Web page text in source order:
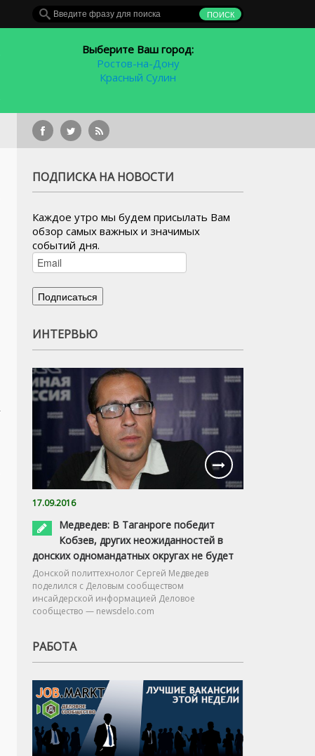
Выберите Ваш город:
Ростов-на-Дону
Красный Сулин
ПОДПИСКА НА НОВОСТИ
Каждое утро мы будем присылать Вам
обзор самых важных и значимых
событий дня.
ИНТЕРВЬЮ
17.09.2016
Медведев: В Таганроге победит
Кобзев, других неожиданностей в
донских одномандатных округах не будет
Донской политтехнолог Сергей Медведев
поделился с Деловым сообществом
инсайдерской информацией Деловое
сообщество — newsdelo.com
РАБОТА